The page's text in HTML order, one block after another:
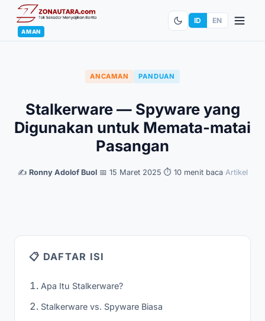
AMAN
ID EN
ANCAMAN PANDUAN
Stalkerware — Spyware yang
Digunakan untuk Memata-matai
Pasangan
✍️ Ronny Adolof Buol· 📅 15 Maret 2025 ⏱ 10 menit baca· Artikel
📋 DAFTAR ISI
Apa Itu Stalkerware?
Stalkerware vs. Spyware Biasa